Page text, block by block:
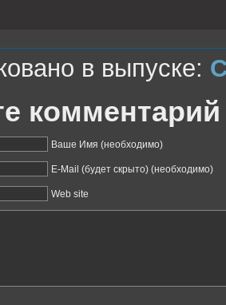
в выпуске:
комментарий
Ваше Имя (необходимо)
E-Mail (будет скрыто) (необходимо)
Web site